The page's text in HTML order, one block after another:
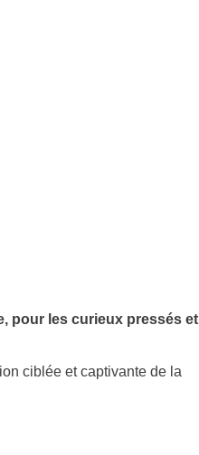
pour les curieux pressés et
ciblée et captivante de la